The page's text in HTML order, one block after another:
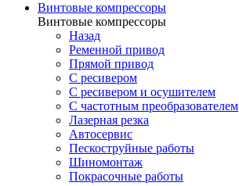
Винтовые компрессоры
Винтовые компрессоры
Назад
Ременной привод
Прямой привод
С ресивером
С ресивером и осушителем
С частотным преобразователем
Лазерная резка
Автосервис
Пескоструйные работы
Шиномонтаж
Покрасочные работы